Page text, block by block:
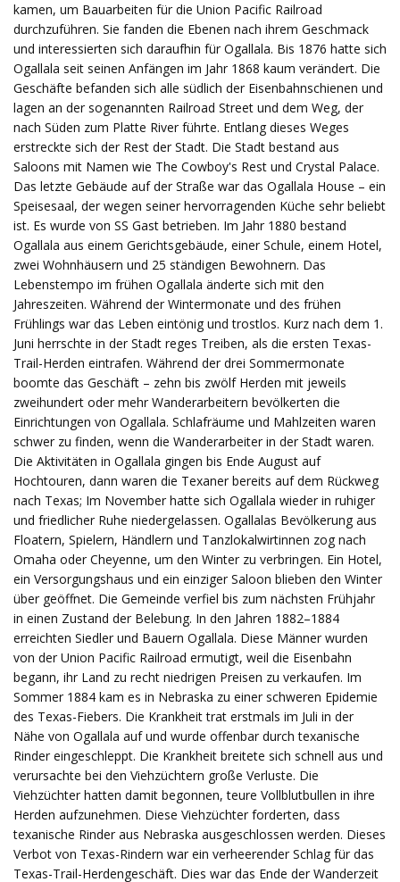
kamen, um Bauarbeiten für die Union Pacific Railroad
durchzuführen. Sie fanden die Ebenen nach ihrem Geschmack
und interessierten sich daraufhin für Ogallala. Bis 1876 hatte sich
Ogallala seit seinen Anfängen im Jahr 1868 kaum verändert. Die
Geschäfte befanden sich alle südlich der Eisenbahnschienen und
lagen an der sogenannten Railroad Street und dem Weg, der
nach Süden zum Platte River führte. Entlang dieses Weges
erstreckte sich der Rest der Stadt. Die Stadt bestand aus
Saloons mit Namen wie The Cowboy's Rest und Crystal Palace.
Das letzte Gebäude auf der Straße war das Ogallala House – ein
Speisesaal, der wegen seiner hervorragenden Küche sehr beliebt
ist. Es wurde von SS Gast betrieben. Im Jahr 1880 bestand
Ogallala aus einem Gerichtsgebäude, einer Schule, einem Hotel,
zwei Wohnhäusern und 25 ständigen Bewohnern. Das
Lebenstempo im frühen Ogallala änderte sich mit den
Jahreszeiten. Während der Wintermonate und des frühen
Frühlings war das Leben eintönig und trostlos. Kurz nach dem 1.
Juni herrschte in der Stadt reges Treiben, als die ersten Texas-
Trail-Herden eintrafen. Während der drei Sommermonate
boomte das Geschäft – zehn bis zwölf Herden mit jeweils
zweihundert oder mehr Wanderarbeitern bevölkerten die
Einrichtungen von Ogallala. Schlafräume und Mahlzeiten waren
schwer zu finden, wenn die Wanderarbeiter in der Stadt waren.
Die Aktivitäten in Ogallala gingen bis Ende August auf
Hochtouren, dann waren die Texaner bereits auf dem Rückweg
nach Texas; Im November hatte sich Ogallala wieder in ruhiger
und friedlicher Ruhe niedergelassen. Ogallalas Bevölkerung aus
Floatern, Spielern, Händlern und Tanzlokalwirtinnen zog nach
Omaha oder Cheyenne, um den Winter zu verbringen. Ein Hotel,
ein Versorgungshaus und ein einziger Saloon blieben den Winter
über geöffnet. Die Gemeinde verfiel bis zum nächsten Frühjahr
in einen Zustand der Belebung. In den Jahren 1882–1884
erreichten Siedler und Bauern Ogallala. Diese Männer wurden
von der Union Pacific Railroad ermutigt, weil die Eisenbahn
begann, ihr Land zu recht niedrigen Preisen zu verkaufen. Im
Sommer 1884 kam es in Nebraska zu einer schweren Epidemie
des Texas-Fiebers. Die Krankheit trat erstmals im Juli in der
Nähe von Ogallala auf und wurde offenbar durch texanische
Rinder eingeschleppt. Die Krankheit breitete sich schnell aus und
verursachte bei den Viehzüchtern große Verluste. Die
Viehzüchter hatten damit begonnen, teure Vollblutbullen in ihre
Herden aufzunehmen. Diese Viehzüchter forderten, dass
texanische Rinder aus Nebraska ausgeschlossen werden. Dieses
Verbot von Texas-Rindern war ein verheerender Schlag für das
Texas-Trail-Herdengeschäft. Dies war das Ende der Wanderzeit